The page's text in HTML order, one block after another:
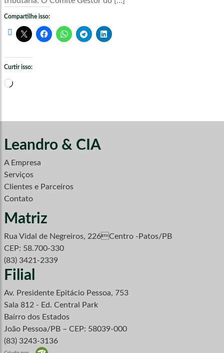
Compartilhe isso:
Curtir isso:
Carregando...
Leandro & CIA
A Empresa
Serviços
Clientes e Parceiros
Contato
Matriz
Rua Vidal de Negreiros, 226Centro -Patos/PB
CEP: 58.700-330
(83) 3421-2339
Filial
Av. Presidente Epitácio Pessoa, 753
Sala 812 - Ed. Central Park
Bairro dos Estados
João Pessoa/PB – CEP: 58039-000
(83) 3243-3136